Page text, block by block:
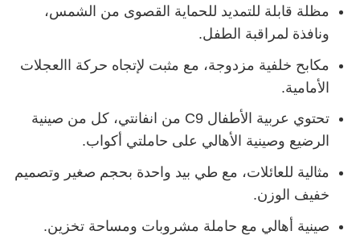
مظلة قابلة للتمديد للحماية القصوى من الشمس،
ونافذة لمراقبة الطفل.
مكابح خلفية مزدوجة، مع مثبت لإتجاه حركة االعجلات
الأمامية.
تحتوي عربية الأطفال C9 من انفانتي، كل من صينية
الرضيع وصينية الأهالي على حاملتي أكواب.
مثالية للعائلات، مع طي بيد واحدة بحجم صغير وتصميم
خفيف الوزن.
صينية أهالي مع حاملة مشروبات ومساحة تخزين.